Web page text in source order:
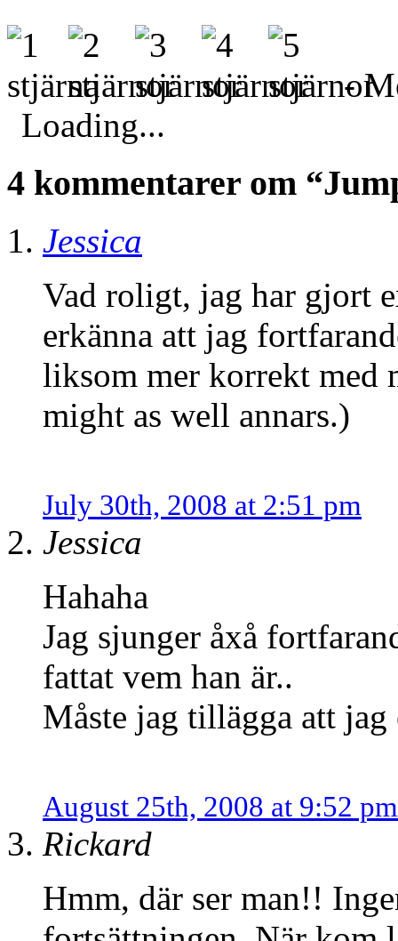
-
Loading...
4 kommentarer om
Jessica
Vad roligt, jag har gjort
erkänna att jag
liksom mer korrekt med
might as well annars.)
July 30th, 2008 at 2:51 pm
Jessica
Hahaha
Jag sjunger åxå
fattat vem han är..
Måste jag tillägga att
August 25th, 2008 at 9:52 pm
Rickard
Hmm, där ser man!!